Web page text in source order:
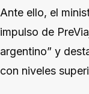
Ante ello, el
impulso de
argentino” y
con niveles